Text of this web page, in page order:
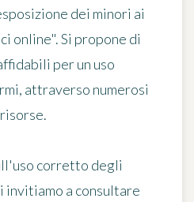
dei minori ai
online". Si propone di
per un uso
, attraverso numerosi
corretto degli
invitiamo a consultare